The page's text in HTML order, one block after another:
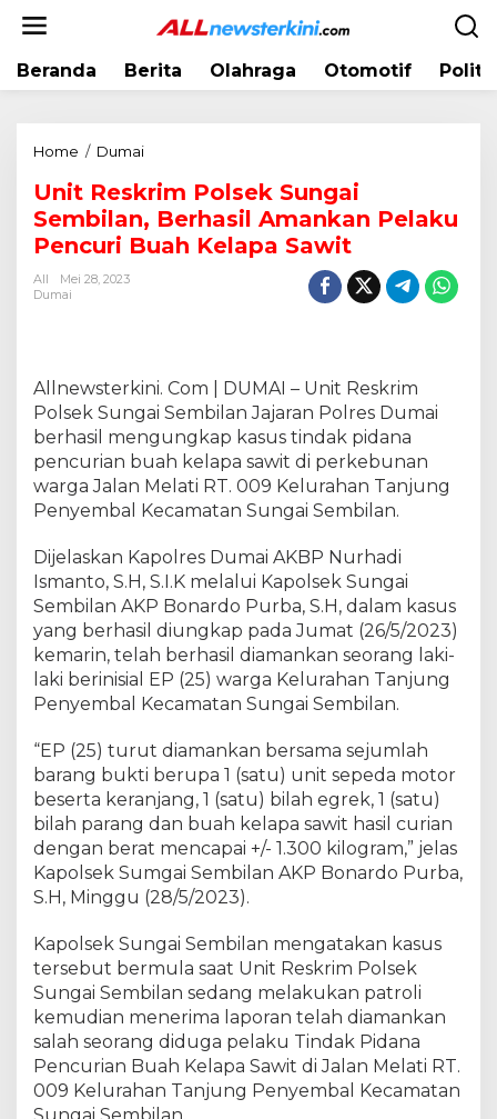
Beranda Berita Olahraga Otomotif
Home / Dumai
i
R
P
o
l
s
e
k
u
n
g
a
i
S
e
m
i
l
a
n
e
r
a
s
i
l
A
m
a
Unit Reskrim Polsek Sungai
Sembilan, Berhasil Amankan Pelaku
Pencuri Buah Kelapa Sawit
All
Mei 28, 2023
Dumai
Allnewsterkini. Com | DUMAI – Unit Reskrim
Polsek Sungai Sembilan Jajaran Polres Dumai
berhasil mengungkap kasus tindak pidana
pencurian buah kelapa sawit di perkebunan
warga Jalan Melati RT. 009 Kelurahan Tanjung
Penyembal Kecamatan Sungai Sembilan.
Dijelaskan Kapolres Dumai AKBP Nurhadi
Ismanto, S.H, S.I.K melalui Kapolsek Sungai
Sembilan AKP Bonardo Purba, S.H, dalam kasus
yang berhasil diungkap pada Jumat (26/5/2023)
kemarin, telah berhasil diamankan seorang laki-
laki berinisial EP (25) warga Kelurahan Tanjung
Penyembal Kecamatan Sungai Sembilan.
“EP (25) turut diamankan bersama sejumlah
barang bukti berupa 1 (satu) unit sepeda motor
beserta keranjang, 1 (satu) bilah egrek, 1 (satu)
bilah parang dan buah kelapa sawit hasil curian
dengan berat mencapai +/- 1.300 kilogram,” jelas
Kapolsek Sumgai Sembilan AKP Bonardo Purba,
S.H, Minggu (28/5/2023).
Kapolsek Sungai Sembilan mengatakan kasus
tersebut bermula saat Unit Reskrim Polsek
Sungai Sembilan sedang melakukan patroli
kemudian menerima laporan telah diamankan
salah seorang diduga pelaku Tindak Pidana
Pencurian Buah Kelapa Sawit di Jalan Melati RT.
009 Kelurahan Tanjung Penyembal Kecamatan